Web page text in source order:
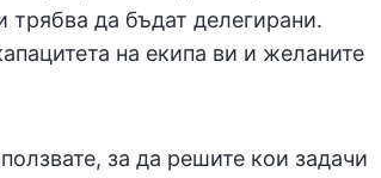
трябва да бъдат делегирани.
на екипа ви и желаните
за да решите кои задачи